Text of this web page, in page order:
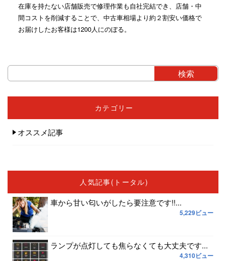
在庫を持たない店舗販売で修理作業も自社完結でき、店舗・中
間コストを削減することで、中古車相場より約２割安い価格で
お届けしたお客様は1200人にのぼる。
カテゴリー
オススメ記事
人気記事(トータル)
車から甘い匂いがしたら要注意です!!...
5,229ビュー
ランプが点灯しても焦らなくても大丈夫です...
4,310ビュー